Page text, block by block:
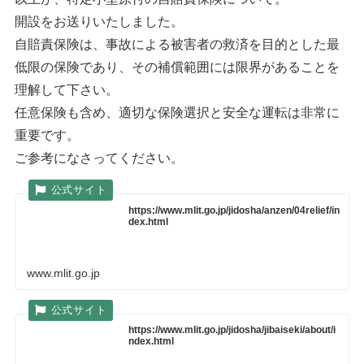
開設をお送りいたしました。
自賠責保険は、事故による被害者の救済を目的とした最
低限の保険であり、その補償範囲には限界があることを
理解して下さい。
任意保険も含め、適切な保険選択と安全な運転は非常に
重要です。
ご参考になさってください。
https://www.mlit.go.jp/jidosha/anzen/04relief/in
dex.html
www.mlit.go.jp
https://www.mlit.go.jp/jidosha/jibaiseki/about/i
ndex.html